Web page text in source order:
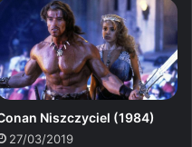
Niszczyciel (1984)
27/03/2019